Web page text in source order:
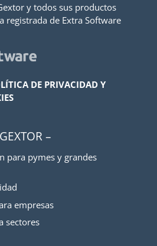
y todos sus productos
registrada de Extra Software
DE PRIVACIDAD Y
–
para pymes y grandes
empresas
sectores